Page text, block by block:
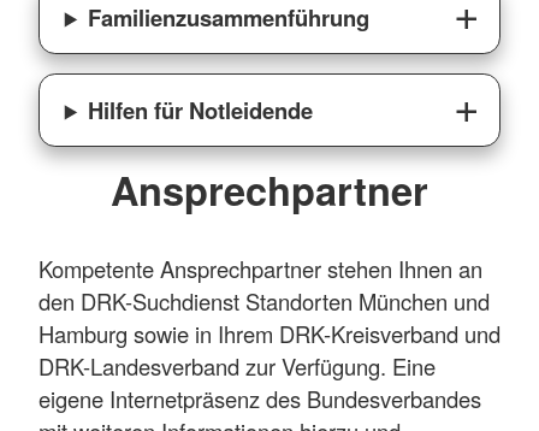
Familienzusammenführung
Hilfen für Notleidende
Ansprechpartner
Kompetente Ansprechpartner stehen Ihnen an
den DRK-Suchdienst Standorten München und
Hamburg sowie in Ihrem DRK-Kreisverband und
DRK-Landesverband zur Verfügung. Eine
eigene Internetpräsenz des Bundesverbandes